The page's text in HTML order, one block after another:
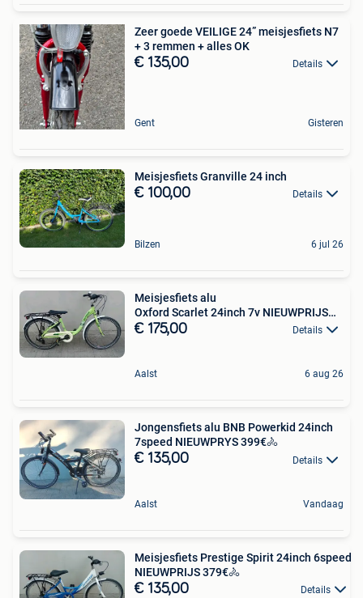
Zeer goede VEILIGE 24” meisjesfiets N7
+ 3 remmen + alles OK
€ 135,00 Details
Gent Gisteren
Meisjesfiets Granville 24 inch
€ 100,00 Details
Bilzen 6 jul 26
Meisjesfiets alu
Oxford Scarlet 24inch 7v NIEUWPRIJS
399€ 🚴
€ 175,00 Details
Aalst 6 aug 26
Jongensfiets alu BNB Powerkid 24inch
7speed NIEUWPRYS 399€🚴
€ 135,00 Details
Aalst Vandaag
Meisjesfiets Prestige Spirit 24inch 6speed
NIEUWPRIJS 379€🚴
€ 135,00 Details